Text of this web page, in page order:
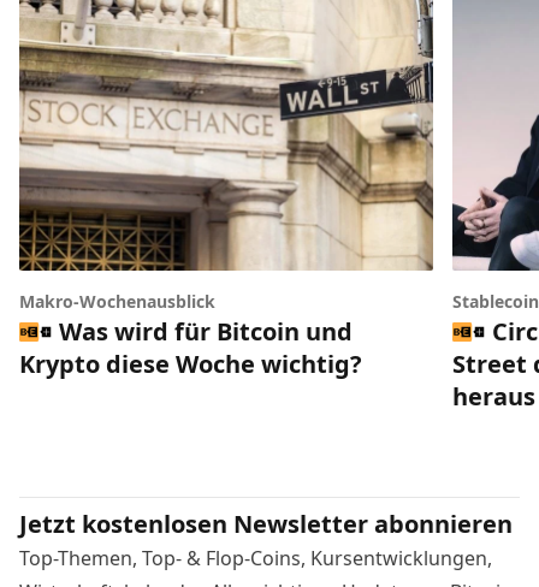
Makro-Wochenausblick
Was wird für Bitcoin und
Krypto diese Woche wichtig?
Street
heraus
Jetzt kostenlosen Newsletter abonnieren
Top-Themen, Top- & Flop-Coins, Kursentwicklungen,